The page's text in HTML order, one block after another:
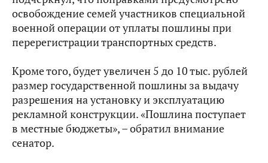
освобождение семей участников специальной
военной операции от уплаты пошлины при
перерегистрации транспортных средств.
Кроме того, будет увеличен 5 до 10 тыс. рублей
размер государственной пошлины за выдачу
разрешения на установку и эксплуатацию
рекламной конструкции. «Пошлина поступает
в местные бюджеты», – обратил внимание
сенатор.